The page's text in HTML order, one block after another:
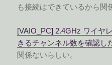
も接続はできているから関
[VAIO_PC] 2.4GHz ワイヤ
きるチャンネル数を確認し
関係ないらしい。